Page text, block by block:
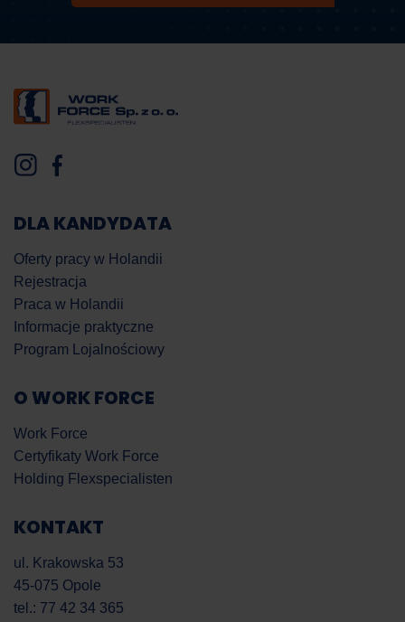
DLA KANDYDATA
Oferty pracy w Holandii
Rejestracja
Praca w Holandii
Informacje praktyczne
Program Lojalnościowy
O WORK FORCE
Work Force
Certyfikaty Work Force
Holding Flexspecialisten
KONTAKT
ul. Krakowska 53
45-075 Opole
tel.: 77 42 34 365